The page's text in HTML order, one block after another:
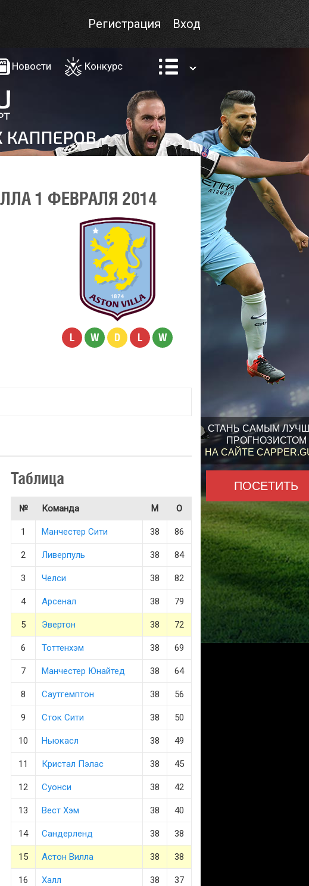
СТАНЬ САМЫМ
ПРОГНОЗИСТОМ
НА САЙТЕ
ПОСЕТИТЬ
Вход
Регистрация
Новости Конкурс
1 ФЕВРАЛЯ 2014
L W D L W
Таблица
№ Команда М О
1 Манчестер Сити 38 86
2 Ливерпуль 38 84
3 Челси 38 82
4 Арсенал 38 79
5 Эвертон 38 72
6 Тоттенхэм 38 69
7 Манчестер Юнайтед 38 64
8 Саутгемптон 38 56
9 Сток Сити 38 50
10 Ньюкасл 38 49
11 Кристал Пэлас 38 45
12 Суонси 38 42
13 Вест Хэм 38 40
14 Сандерленд 38 38
15 Астон Вилла 38 38
16 Халл 38 37